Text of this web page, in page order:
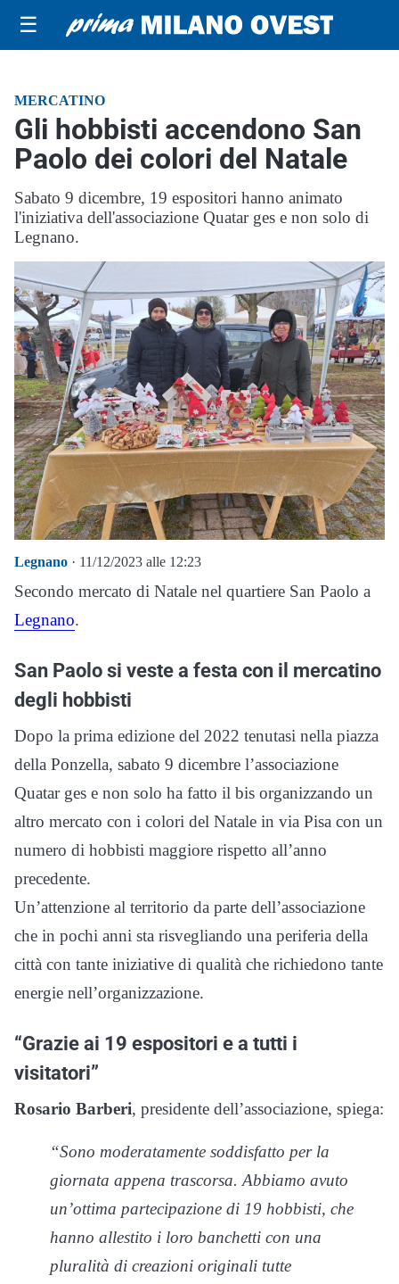
☰
MERCATINO
Gli hobbisti accendono San
Paolo dei colori del Natale
Sabato 9 dicembre, 19 espositori hanno animato
l'iniziativa dell'associazione Quatar ges e non solo di
Legnano.
Legnano · 11/12/2023 alle 12:23
Secondo mercato di Natale nel quartiere San Paolo a
Legnano.
San Paolo si veste a festa con il mercatino
degli hobbisti
Dopo la prima edizione del 2022 tenutasi nella piazza
della Ponzella, sabato 9 dicembre l’associazione
Quatar ges e non solo ha fatto il bis organizzando un
altro mercato con i colori del Natale in via Pisa con un
numero di hobbisti maggiore rispetto all’anno
precedente.
Un’attenzione al territorio da parte dell’associazione
che in pochi anni sta risvegliando una periferia della
città con tante iniziative di qualità che richiedono tante
energie nell’organizzazione.
“Grazie ai 19 espositori e a tutti i
visitatori”
Rosario Barberi, presidente dell’associazione, spiega:
“Sono moderatamente soddisfatto per la
giornata appena trascorsa. Abbiamo avuto
un’ottima partecipazione di 19 hobbisti, che
hanno allestito i loro banchetti con una
pluralità di creazioni originali tutte